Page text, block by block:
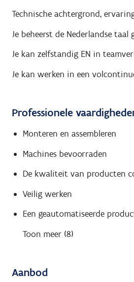
Technische achtergrond,
Je beheerst de Nederlandse taal
Je kan zelfstandig EN in
Je kan werken in een
Professionele
Monteren en assembleren
Machines bevoorraden
De kwaliteit van producten
Veilig werken
Een geautomatiseerde
Toon meer (8)
Aanbod